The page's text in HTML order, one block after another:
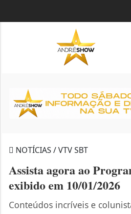
NOTÍCIAS / VTV SBT
Assista agora ao
exibido em 10/01/2026
Conteúdos incríveis e